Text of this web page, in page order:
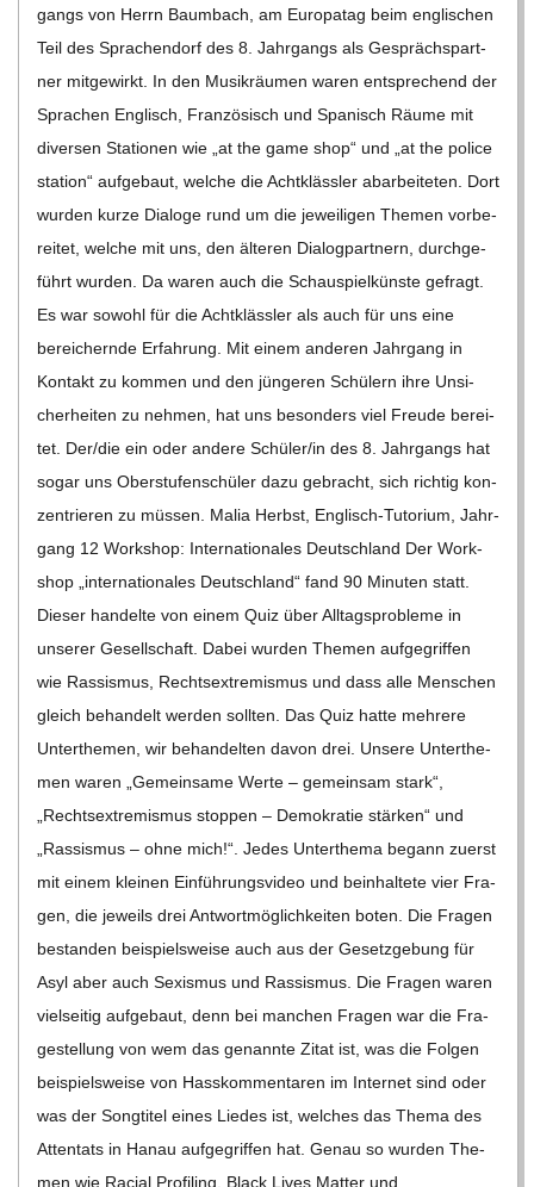
gangs von Herrn Baum­bach, am Euro­pa­tag beim eng­li­schen
Teil des Spra­chen­dorf des 8. Jahr­gangs als Gesprächs­part­
ner mit­ge­wirkt. In den Musik­räu­men waren ent­spre­chend der
Spra­chen Eng­lisch, Fran­zö­sisch und Spa­nisch Räume mit
diver­sen Sta­tio­nen wie „at the game shop“ und „at the police
sta­tion“ auf­ge­baut, wel­che die Acht­kläss­ler abar­bei­te­ten. Dort
wur­den kurze Dia­loge rund um die jewei­li­gen The­men vor­be­
rei­tet, wel­che mit uns, den älte­ren Dia­log­part­nern, durch­ge­
führt wur­den. Da waren auch die Schau­spiel­künste gefragt.
Es war sowohl für die Acht­kläss­ler als auch für uns eine
berei­chernde Erfah­rung. Mit einem ande­ren Jahr­gang in
Kon­takt zu kom­men und den jün­ge­ren Schü­lern ihre Unsi­
cher­hei­ten zu neh­men, hat uns beson­ders viel Freude berei­
tet. Der/​​die ein oder andere Schüler/​​in des 8. Jahr­gangs hat
sogar uns Ober­stu­fen­schü­ler dazu gebracht, sich rich­tig kon­
zen­trie­ren zu müs­sen. Malia Herbst, Eng­­lisch-Tuto­rium, Jahr­
gang 12 Work­shop: Inter­na­tio­na­les Deutsch­land Der Work­
shop „inter­na­tio­na­les Deutsch­land“ fand 90 Minu­ten statt.
Die­ser han­delte von einem Quiz über All­tags­pro­bleme in
unse­rer Gesell­schaft. Dabei wur­den The­men auf­ge­grif­fen
wie Ras­sis­mus, Rechts­extre­mis­mus und dass alle Men­schen
gleich behan­delt wer­den soll­ten. Das Quiz hatte meh­rere
Unter­the­men, wir behan­del­ten davon drei. Unsere Unter­the­
men waren „Gemein­same Werte – gemein­sam stark“,
„Rechts­extre­mis­mus stop­pen – Demo­kra­tie stär­ken“ und
„Ras­sis­mus – ohne mich!“. Jedes Unter­thema begann zuerst
mit einem klei­nen Ein­füh­rungs­vi­deo und beinhal­tete vier Fra­
gen, die jeweils drei Ant­wort­mög­lich­kei­ten boten. Die Fra­gen
bestan­den bei­spiels­weise auch aus der Gesetz­ge­bung für
Asyl aber auch Sexis­mus und Ras­sis­mus. Die Fra­gen waren
viel­sei­tig auf­ge­baut, denn bei man­chen Fra­gen war die Fra­
ge­stel­lung von wem das genannte Zitat ist, was die Fol­gen
bei­spiels­weise von Hass­kom­men­ta­ren im Inter­net sind oder
was der Song­ti­tel eines Lie­des ist, wel­ches das Thema des
Atten­tats in Hanau auf­ge­grif­fen hat. Genau so wur­den The­
men wie Racial Pro­fil­ing, Black Lives Mat­ter und